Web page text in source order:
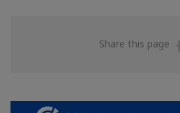
Share this page